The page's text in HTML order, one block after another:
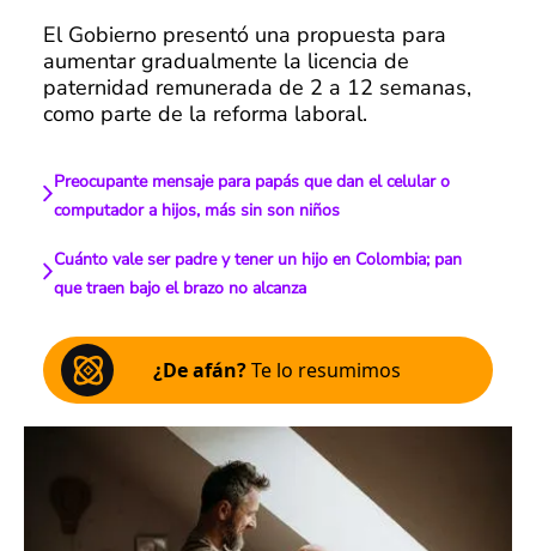
El Gobierno presentó una propuesta para
aumentar gradualmente la licencia de
paternidad remunerada de 2 a 12 semanas,
como parte de la reforma laboral.
Preocupante mensaje para papás que dan el celular o
computador a hijos, más sin son niños
Cuánto vale ser padre y tener un hijo en Colombia; pan
que traen bajo el brazo no alcanza
¿De afán?Te lo resumimos